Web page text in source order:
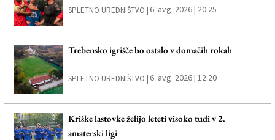
SPLETNO UREDNIŠTVO | 6. avg. 2026 | 20:25
Trebensko igrišče bo ostalo v domačih rokah
SPLETNO UREDNIŠTVO | 6. avg. 2026 | 12:20
Kriške lastovke želijo leteti visoko tudi v 2.
amaterski ligi